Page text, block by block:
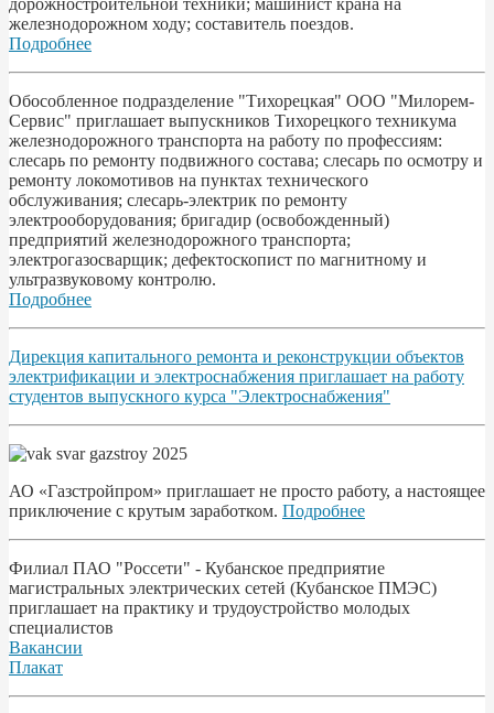
железнодорожном ходу; составитель поездов.
Подробнее
Обособленное подразделение "Тихорецкая" ООО "Милорем-
Сервис" приглашает выпускников Тихорецкого техникума
железнодорожного транспорта на работу по профессиям:
слесарь по ремонту подвижного состава; слесарь по осмотру и
ремонту локомотивов на пунктах технического
обслуживания; слесарь-электрик по ремонту
электрооборудования; бригадир (освобожденный)
предприятий железнодорожного транспорта;
электрогазосварщик; дефектоскопист по магнитному и
ультразвуковому контролю.
Подробнее
Дирекция капитального ремонта и реконструкции объектов
электрификации и электроснабжения приглашает на работу
студентов выпускного курса "Электроснабжения"
АО «Газстройпром» приглашает не просто работу, а настоящее
приключение с крутым заработком. Подробнее
Филиал ПАО "Россети" - Кубанское предприятие
магистральных электрических сетей (Кубанское ПМЭС)
приглашает на практику и трудоустройство молодых
специалистов
Вакансии
Плакат